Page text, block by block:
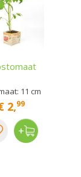
11 cm
2,99